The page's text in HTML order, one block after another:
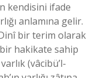
kendisini ifade
anlamına gelir.
Dinî bir terim olarak
bir hakikate sahip
(vâcibü’l-